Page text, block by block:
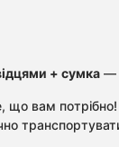
+ сумка —
що вам